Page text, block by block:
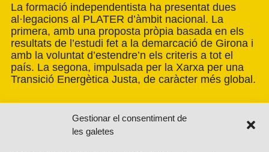
Gestionar el consentiment de
les galetes
La formació independentista ha presentat dues
al·legacions al PLATER d’àmbit nacional. La
primera, amb una proposta pròpia basada en els
resultats de l’estudi fet a la demarcació de Girona i
amb la voluntat d’estendre’n els criteris a tot el
país. La segona, impulsada per la Xarxa per una
Transició Energètica Justa, de caràcter més global.